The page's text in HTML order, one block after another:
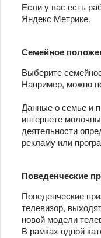
Если у вас есть
Яндекс Метрике.
Семейное
Выберите
Например, можно
Данные о семье и
интернете
деятельности
рекламу или
Поведенческие
Поведенческие
телевизор,
новой модели
В рамках одной